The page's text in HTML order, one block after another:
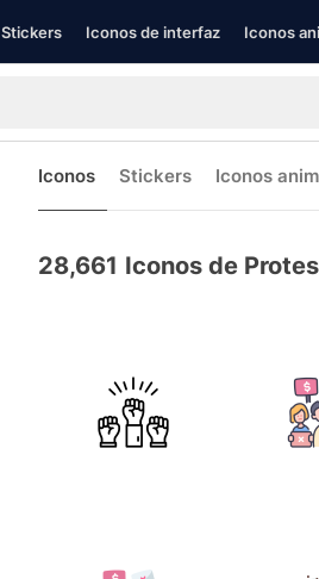
Stickers Iconos de interfaz Iconos
Iconos Stickers Iconos
28,661 Iconos de